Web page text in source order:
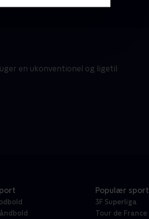
en ukonventionel og ligetil
Populær sport
3F Superliga
Tour de France